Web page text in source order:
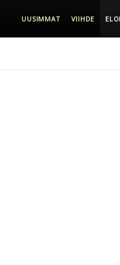
UUSIMMAT VIIHDE